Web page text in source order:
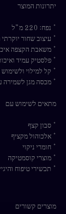
יתרונות המוצר
* נפח: 220 מ”ל
* עיצוב שחור
* משאבת הקצפה
* פלסטיק עמיד
* קל למילוי ולשימוש
* מכסה מגן לשמירה
מתאים לשימוש עם
* סבון קצף
* אלכוהול מקציף
* חומרי ניקוי
* מוצרי קוסמטיקה
* תכשירי טיפוח
מוצרים קשורים